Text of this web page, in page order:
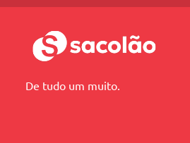
De tudo um muito.